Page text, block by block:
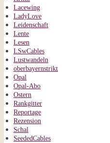
Lacewing
LadyLove
Leidenschaft
Lente
Lesen
LSwCables
Lustwandeln
oberbayernstrikt
Opal
Opal-Abo
Ostern
Rankgitter
Reportage
Rezension
Schal
SeededCables